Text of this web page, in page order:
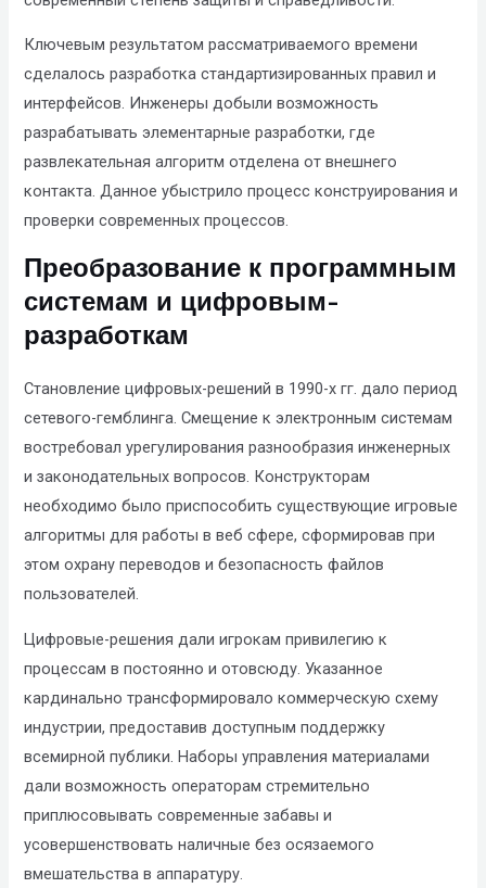
Ключевым результатом рассматриваемого времени
сделалось разработка стандартизированных правил и
интерфейсов. Инженеры добыли возможность
разрабатывать элементарные разработки, где
развлекательная алгоритм отделена от внешнего
контакта. Данное убыстрило процесс конструирования и
проверки современных процессов.
Преобразование к программным
системам и цифровым-
разработкам
Становление цифровых-решений в 1990-х гг. дало период
сетевого-гемблинга. Смещение к электронным системам
востребовал урегулирования разнообразия инженерных
и законодательных вопросов. Конструкторам
необходимо было приспособить существующие игровые
алгоритмы для работы в веб сфере, сформировав при
этом охрану переводов и безопасность файлов
пользователей.
Цифровые-решения дали игрокам привилегию к
процессам в постоянно и отовсюду. Указанное
кардинально трансформировало коммерческую схему
индустрии, предоставив доступным поддержку
всемирной публики. Наборы управления материалами
дали возможность операторам стремительно
приплюсовывать современные забавы и
усовершенствовать наличные без осязаемого
вмешательства в аппаратуру.